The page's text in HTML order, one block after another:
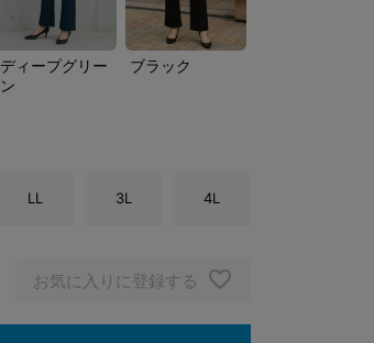
ディープグリー
ン
ブラック
LL 3L 4L
お気に入りに登録する